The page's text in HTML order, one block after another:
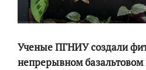
Ученые ПГНИУ создали
непрерывном базальтовом